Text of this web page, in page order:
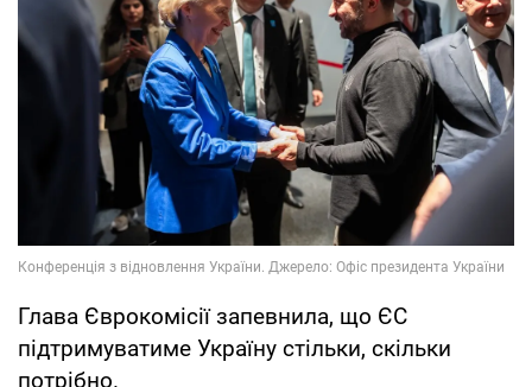
Глава Єврокомісії запевнила, що ЄС
підтримуватиме Україну стільки, скільки
потрібно.